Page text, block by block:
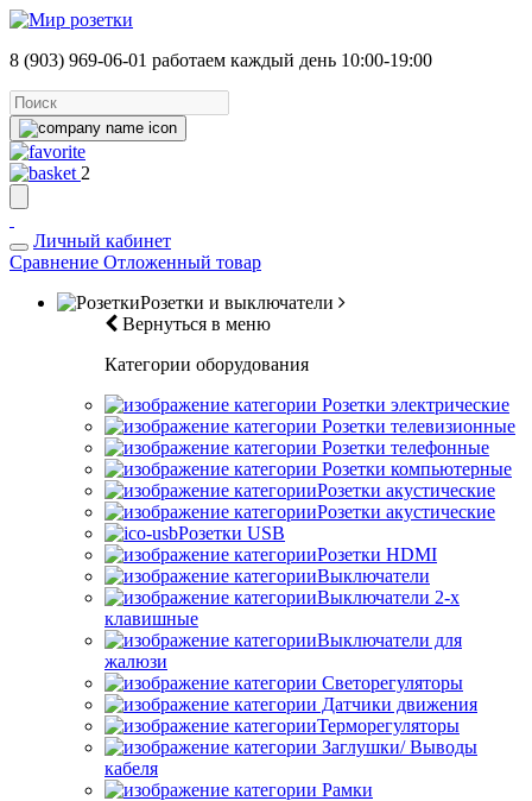
8 (903) 969-06-01 работаем каждый день 10:00-19:00
2
Личный кабинет
Сравнение Отложенный товар
Розетки и выключатели
Вернуться в меню
Категории оборудования
Розетки электрические
Розетки телевизионные
Розетки телефонные
Розетки компьютерные
Розетки акустические
Розетки акустические
Розетки USB
Розетки HDMI
Выключатели
Выключатели 2-х
клавишные
Выключатели для
жалюзи
Светорегуляторы
Датчики движения
Терморегуляторы
Заглушки/ Выводы
кабеля
Рамки